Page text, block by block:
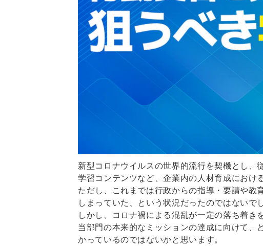
新型コロナウイルスの世界的流行を契機とし
学習コンテンツなど、企業内の人材育成におけ
ただし、これまでは行政からの指導・要請や
しまっていた、という状況だったのではないで
しかし、コロナ禍による混乱が一定の落ち着
当部門の本来的なミッションの達成に向けて
かっているのではないかと思います。